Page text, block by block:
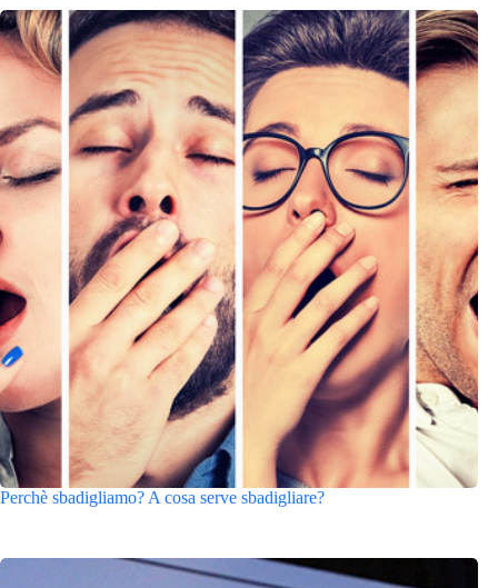
Perchè sbadigliamo? A cosa serve sbadigliare?